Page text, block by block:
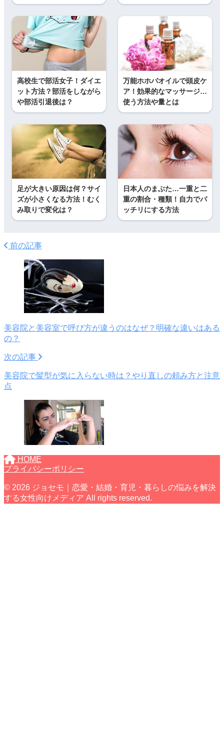
高校生で部活女子！ダイエ
ット方法？部活をしながら
や部活引退後は？
万能ホホバオイルで頭皮ケ
ア！効果的なマッサージ…
使う方法や量とは
足が大きい原因は何？サイ
ズが小さくなる方法！むく
み取りで変化は？
日本人のまぶた…一重と二
重の割合・種類！自力でパ
ッチリにする方法
前の記事
美容院と美容室で呼び方が違うのはなぜ？明確な違いはある
の？
次の記事
美容院で髪型が気に入らない時は？やり直しの頼み方と注意
点
HOME
プライバシーポリシー
© 2026 ジョセモ｜恋愛・結婚・育児・暮らしの悩みを解決
する女性向けメディア All rights reserved.